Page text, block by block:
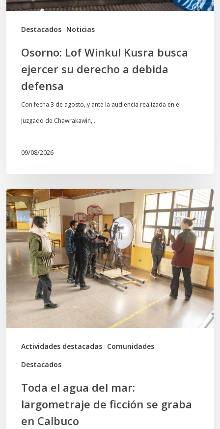
Destacados Noticias
a
debida
Osorno: Lof Winkul Kusra busca
ejercer su derecho a debida
defensa
Con fecha 3 de agosto, y ante la audiencia realizada en el
Juzgado de Chawrakawin,…
09/08/2026
Actividades destacadas Comunidades
Destacados
Toda
el
agua
del
mar:
largometraje
de
ficción
se
graba
Toda el agua del mar:
largometraje de ficción se graba
en Calbuco